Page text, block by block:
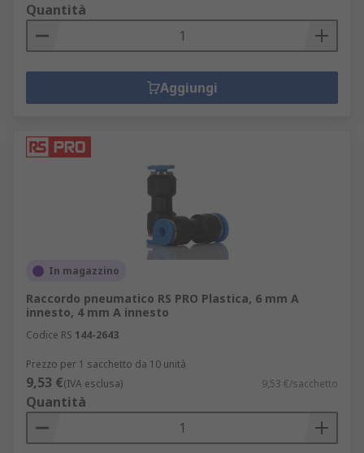
Quantità
Aggiungi
In magazzino
Raccordo pneumatico RS PRO Plastica, 6 mm A
innesto, 4 mm A innesto
Codice RS 144-2643
Prezzo per 1 sacchetto da 10 unità
9,53 €(IVA esclusa) 9,53 €/sacchetto
Quantità